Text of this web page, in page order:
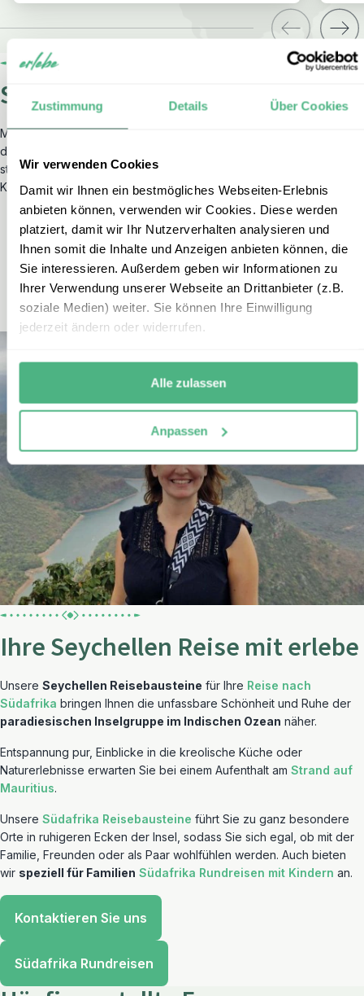
Zustimmung Details Über Cookies
Wir verwenden Cookies
Damit wir Ihnen ein bestmögliches Webseiten-Erlebnis
anbieten können, verwenden wir Cookies. Diese werden
platziert, damit wir Ihr Nutzerverhalten analysieren und
Ihnen somit die Inhalte und Anzeigen anbieten können, die
Sie interessieren. Außerdem geben wir Informationen zu
Ihrer Verwendung unserer Webseite an Drittanbieter (z.B.
soziale Medien) weiter. Sie können Ihre Einwilligung
jederzeit ändern oder widerrufen.
Alle zulassen
Anpassen
So begeistert sind unsere Gäste
Mit einer hervorragenden Bewertung auf Trustpilot zählt erlebe zu
den
steht für außergewöhnlichen Service sowie erstklassige
Kundenberatung.
Ihre Seychellen Reise mit erlebe
Unsere Seychellen Reisebausteine für Ihre Reise nach
Südafrika bringen Ihnen die unfassbare Schönheit und Ruhe der
paradiesischen Inselgruppe im Indischen Ozean näher.
Entspannung pur, Einblicke in die kreolische Küche oder
Naturerlebnisse erwarten Sie bei einem Aufenthalt am Strand auf
Mauritius.
Unsere Südafrika Reisebausteine führt Sie zu ganz besondere
Orte in ruhigeren Ecken der Insel, sodass Sie sich egal, ob mit der
Familie, Freunden oder als Paar wohlfühlen werden. Auch bieten
wir speziell für Familien Südafrika Rundreisen mit Kindern an.
Kontaktieren Sie uns
Südafrika Rundreisen